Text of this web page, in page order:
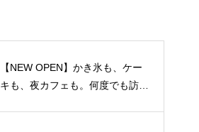
【NEW OPEN】かき氷も、ケー
キも、夜カフェも。何度でも訪れ